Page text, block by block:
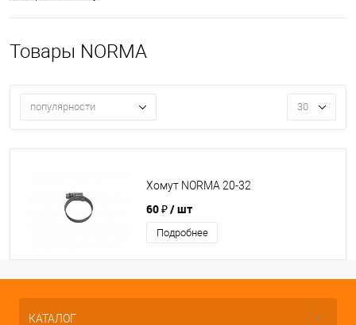
Товары NORMA
популярности 30
Хомут NORMA 20-32
60 ₽/ шт
Подробнее
КАТАЛОГ